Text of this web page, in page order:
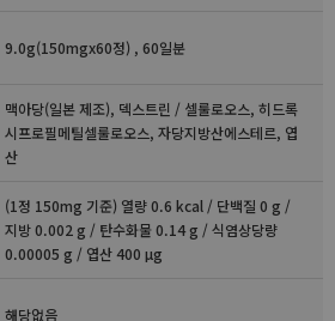
9.0g(150mgx60정) , 60일분
맥아당(일본 제조), 덱스트린 / 셀룰로오스, 히드록
시프로필메틸셀룰로오스, 자당지방산에스테르, 엽
산
(1정 150mg 기준) 열량 0.6 kcal / 단백질 0 g /
지방 0.002 g / 탄수화물 0.14 g / 식염상당량
0.00005 g / 엽산 400 μg
해당없음